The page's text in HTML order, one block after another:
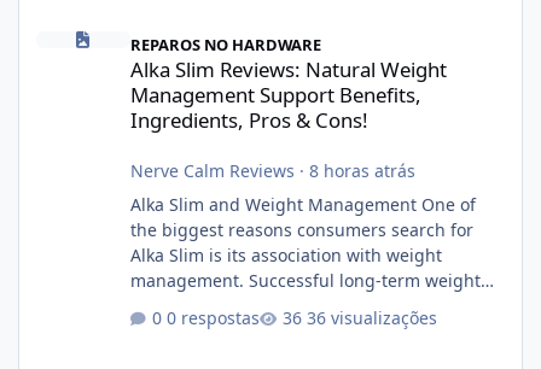
REPAROS NO HARDWARE
Alka Slim Reviews: Natural Weight
Management Support Benefits,
Ingredients, Pros & Cons!
Nerve Calm Reviews · 8 horas atrás
Alka Slim and Weight Management One of
the biggest reasons consumers search for
Alka Slim is its association with weight
management. Successful long-term weight
consistency rather than quick fixes. A
0 respostas 36 visualizações